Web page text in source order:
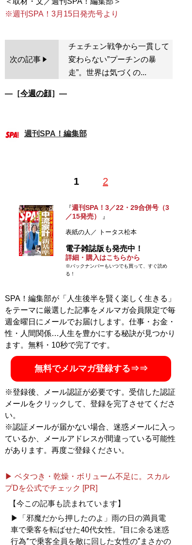
※週刊SPA！3月15日発売号より
次の記事
チェチェン戦争から一貫して
変わらない”プーチンの暴
走”。世界は気づくの...
―［今週の顔］―
週刊SPA！編集部
1 2
『週刊SPA！3／22・29合併号（3
／15発売）
』
表紙の人／ トータス松本
電子雑誌版も発売中！
詳細・購入はこちらから
※バックナンバーもいつでも買って、すぐ読め
る！
SPA！編集部が「人生後半を賢く楽しく生きる」
をテーマに厳選した記事をメルマガ会員限定で毎
週金曜日にメールでお届けします。仕事・お金・
性・人間関係…人生を豊かにする秘訣が見つかり
ます。無料・10秒で完了です。
無料でメルマガ登録する⇒⇒
※登録後、メール認証が必要です。受信した認証
メールをクリックして、登録を完了させてくださ
い。
※認証メールが届かない場合、迷惑メールに入っ
ているか、メールアドレスが間違っている可能性
があります。再度ご登録ください。
▶ ベタつき・乾燥・ボリューム不足に。スカル
プDを公式でチェック [PR]
【今この記事も読まれています】
▶「邪魔だから押したのよ」雨の日の満員電
車で乗客を転ばせた40代女性。“目に余る迷惑
行為”で乗客全員を敵に回した女性の“まさかの